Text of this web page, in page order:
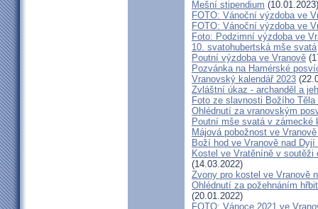
Mešní stipendium (10.01.2023)
FOTO: Vánoční výzdoba ve
FOTO: Vánoční výzdoba ve
Foto: Podzimní výzdoba ve
10. svatohubertská mše svatá
Poutní výzdoba ve Vranově
Pozvánka na Hamérské
Vranovský kalendář 2023
Zvláštní úkaz - archanděl a
Foto ze slavnosti Božího Těla
Ohlédnutí za vranovským
Poutní mše svatá v zámecké
Májová pobožnost ve
Boží hod ve Vranově nad Dyjí
Kostel ve Vratěníně v soutěži
(14.03.2022)
Zvony pro kostel ve Vranově
Ohlédnutí za požehnáním
(20.01.2022)
FOTO: Vánoce 2021 ve